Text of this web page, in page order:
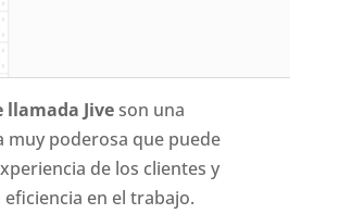
llamada Jiveson una
muy poderosa que puede
de los clientes y
en el trabajo.